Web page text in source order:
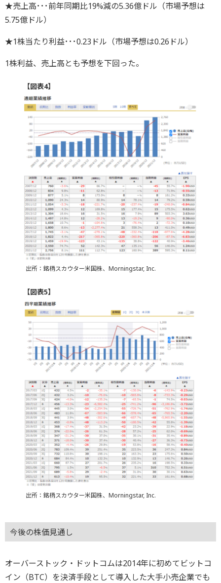
★売上高･･･前年同期比19%減の5.36億ドル（市場予想は
5.75億ドル）
★1株当たり利益･･･0.23ドル（市場予想は0.26ドル）
1株利益、売上高とも予想を下回った。
【図表4】
出所：銘柄スカウター米国株、Morningstar, Inc.
【図表5】
出所：銘柄スカウター米国株、Morningstar, Inc.
今後の株価見通し
オーバーストック・ドットコムは2014年に初めてビットコ
イン（BTC）を決済手段として導入した大手小売企業でも